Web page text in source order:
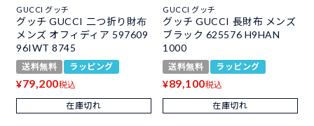
GUCCI グッチ
グッチ GUCCI 二つ折り財布
メンズ オフィディア 597609
96IWT 8745
送料無料 ラッピング
¥79,200税込
在庫切れ
GUCCI グッチ
グッチ GUCCI 長財布 メンズ
ブラック 625576 H9HAN
1000
送料無料 ラッピング
¥89,100税込
在庫切れ